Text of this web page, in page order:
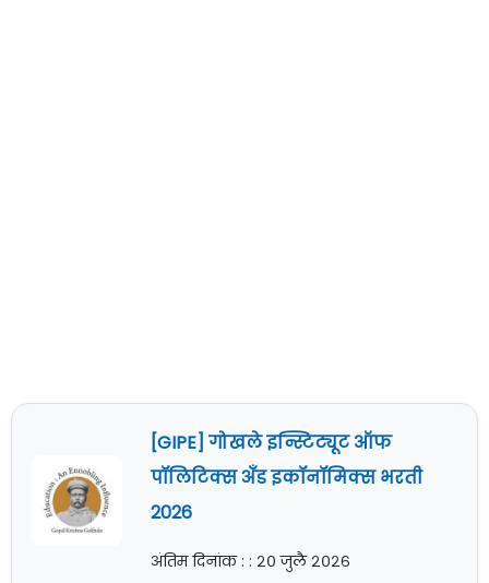
[GIPE] गोखले इन्स्टिट्यूट ऑफ
पॉलिटिक्स अँड इकॉनॉमिक्स भरती
2026
अंतिम दिनांक : : २० जुलै २०२६